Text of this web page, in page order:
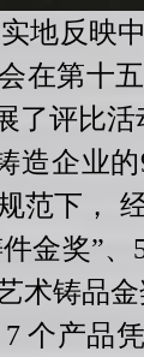
地反映
在第十
评比活
企业
下，
金奖”
术铸品金
个产品